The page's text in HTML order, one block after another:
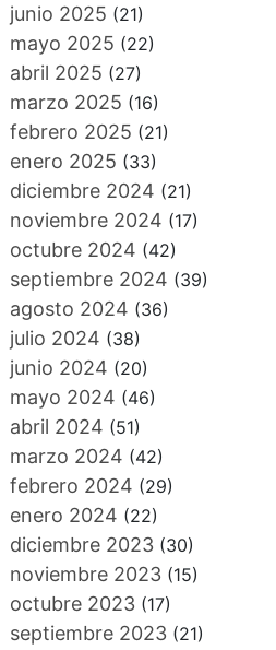
junio 2025 (21)
mayo 2025 (22)
abril 2025 (27)
marzo 2025 (16)
febrero 2025 (21)
enero 2025 (33)
diciembre 2024 (21)
noviembre 2024 (17)
octubre 2024 (42)
septiembre 2024 (39)
agosto 2024 (36)
julio 2024 (38)
junio 2024 (20)
mayo 2024 (46)
abril 2024 (51)
marzo 2024 (42)
febrero 2024 (29)
enero 2024 (22)
diciembre 2023(30)
noviembre 2023(15)
octubre 2023(17)
septiembre 2023(21)